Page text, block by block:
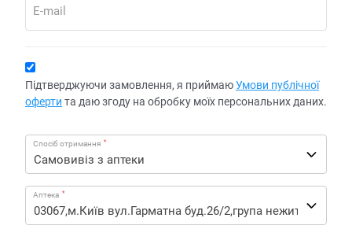
E-mail
Підтверджуючи замовлення, я приймаюУмови публічної
оферти та даю згоду на обробку моїх персональних даних.
Спосіб отримання *
Аптека *